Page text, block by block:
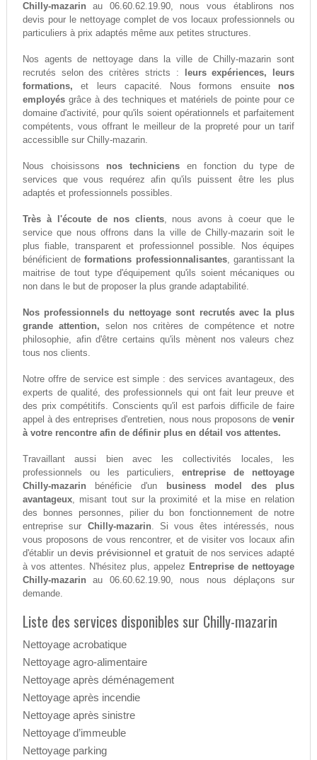
Chilly-mazarin au 06.60.62.19.90, nous vous établirons nos
devis pour le nettoyage complet de vos locaux professionnels ou
particuliers à prix adaptés même aux petites structures.
Nos agents de nettoyage dans la ville de Chilly-mazarin sont
recrutés selon des critères stricts :
leurs expériences, leurs
formations, et leurs capacité. Nous formons ensuite nos
employésgrâce à des techniques et matériels de pointe pour ce
domaine d'activité, pour qu'ils soient opérationnels et parfaitement
compétents, vous offrant le meilleur de la propreté pour un tarif
accessiblle sur Chilly-mazarin.
Nous choisissons nos techniciens en fonction du type de
services que vous requérez afin qu'ils puissent être les plus
adaptés et professionnels possibles.
Très à l'écoute de nos clients, nous avons à coeur que le
service que nous offrons dans la ville de Chilly-mazarin soit le
plus fiable, transparent et professionnel possible. Nos équipes
bénéficient deformations professionnalisantes, garantissant la
maitrise de tout type d'équipement qu'ils soient mécaniques ou
non dans le but de proposer la plus grande adaptabilité.
Nos professionnels du nettoyage sont recrutés avec la plus
grande attention, selon nos critères de compétence et notre
philosophie, afin d'être certains qu'ils mènent nos valeurs chez
tous nos clients.
Notre offre de service est simple : des services avantageux, des
experts de qualité, des professionnels qui ont fait leur preuve et
des prix compétitifs. Conscients qu'il est parfois difficile de faire
appel à des entreprises d'entretien, nous nous proposons devenir
à votre rencontre afin de définir plus en détail vos attentes.
Travaillant aussi bien avec les collectivités locales, les
professionnels ou les particuliers,entreprise de nettoyage
Chilly-mazarin bénéficie d'un
business model des plus
avantageux, misant tout sur la proximité et la mise en relation
des bonnes personnes, pilier du bon fonctionnement de notre
entreprise sur Chilly-mazarin. Si vous êtes intéressés, nous
vous proposons de vous rencontrer, et de visiter vos locaux afin
d'établir undevis prévisionnel et gratuit de nos services adapté
à vos attentes. N'hésitez plus, appelez Entreprise de nettoyage
Chilly-mazarin au 06.60.62.19.90, nous nous déplaçons sur
demande.
Liste des services disponibles sur Chilly-mazarin
Nettoyage acrobatique
Nettoyage agro-alimentaire
Nettoyage après déménagement
Nettoyage après incendie
Nettoyage après sinistre
Nettoyage d’immeuble
Nettoyage parking